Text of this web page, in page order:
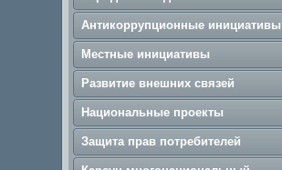
Антикоррупционные инициативы
Местные инициативы
Развитие внешних связей
Национальные проекты
Защита прав потребителей